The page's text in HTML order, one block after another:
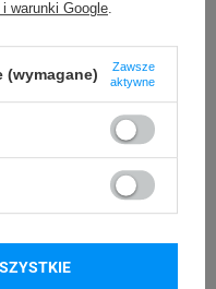
Cieszyn (Polska)
730811399
gspr@ptmb.pl
730811399
gspr@ptmb.pl
warunki Google
Zawsze
aktywne